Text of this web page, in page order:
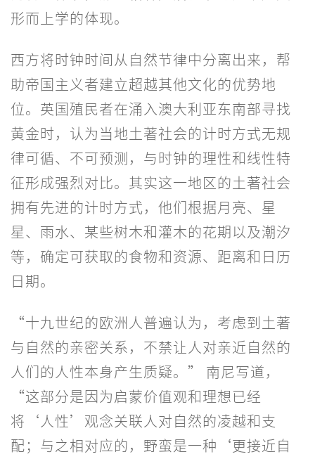
形而上学的体现。
西方将时钟时间从自然节律中分离出来，帮
助帝国主义者建立超越其他文化的优势地
位。英国殖民者在涌入澳大利亚东南部寻找
黄金时，认为当地土著社会的计时方式无规
律可循、不可预测，与时钟的理性和线性特
征形成强烈对比。其实这一地区的土著社会
拥有先进的计时方式，他们根据月亮、星
星、雨水、某些树木和灌木的花期以及潮汐
等，确定可获取的食物和资源、距离和日历
日期。
“十九世纪的欧洲人普遍认为，考虑到土著
与自然的亲密关系，不禁让人对亲近自然的
人们的人性本身产生质疑。” 南尼写道，
“这部分是因为启蒙价值观和理想已经
将‘人性’观念关联人对自然的凌越和支
配；与之相对应的，野蛮是一种‘更接近自